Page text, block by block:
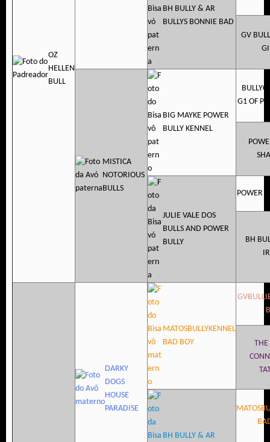
OZ
HELLEN
BULL
BH BULLY & AR
BULLYS BONNIE BAD
GV
MISTICA
NOTORIOUS
BULLS
BIG MAYKE POWER
BULLY KENNEL
G1 OF
JULIE VALE DOS
BULLS AND POWER
BULLY
POWER
BH
DARKY
DOGS
HOUSE
PARADISE
MATOSBULLYKENNEL
BAD BOY
THE
BH BULLY & AR